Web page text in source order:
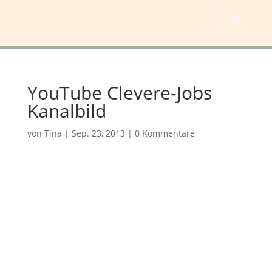
YouTube Clevere-Jobs
Kanalbild
von Tina | Sep. 23, 2013 | 0 Kommentare